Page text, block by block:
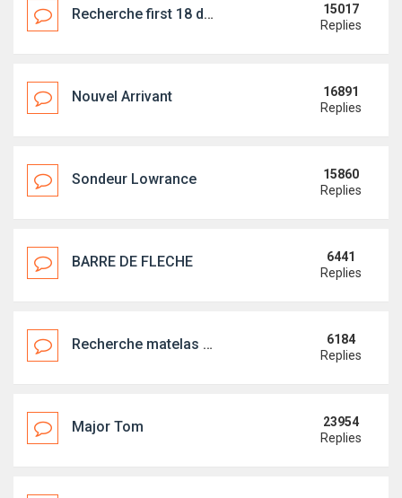
Recherche first 18 dériveur
15017
Replies
Nouvel Arrivant
16891
Replies
Sondeur Lowrance
15860
Replies
BARRE DE FLECHE
6441
Replies
Recherche matelas arrière
6184
Replies
Major Tom
23954
Replies